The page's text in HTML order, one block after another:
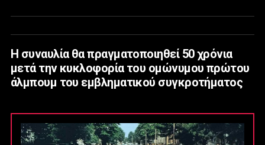
Η συναυλία θα πραγματοποιηθεί 50 χρόνια
μετά την κυκλοφορία του ομώνυμου πρώτου
άλμπουμ του εμβληματικού συγκροτήματος